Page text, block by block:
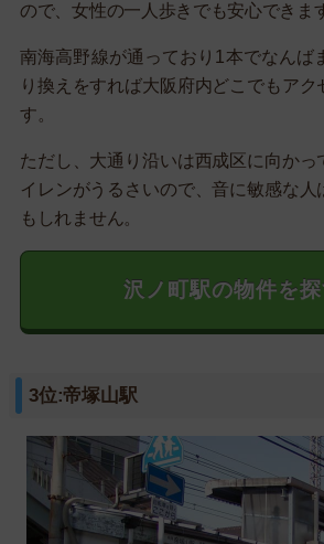
ので、女性の一人歩きでも安心できま
南海高野線が通っており1本でなんば
り換えをすれば大阪府内どこでもア
す。
ただし、大通り沿いは西成区に向かっ
イレンがうるさいので、音に敏感な
もしれません。
沢ノ町駅の物件を
3位:帝塚山駅